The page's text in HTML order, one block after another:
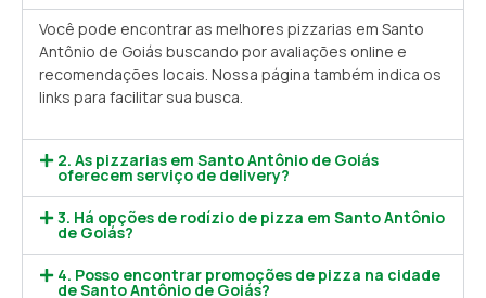
Você pode encontrar as melhores pizzarias em Santo
Antônio de Goiás buscando por avaliações online e
recomendações locais. Nossa página também indica os
links para facilitar sua busca.
2. As pizzarias em Santo Antônio de Goiás
oferecem serviço de delivery?
3. Há opções de rodízio de pizza em Santo Antônio
de Goiás?
4. Posso encontrar promoções de pizza na cidade
de Santo Antônio de Goiás?